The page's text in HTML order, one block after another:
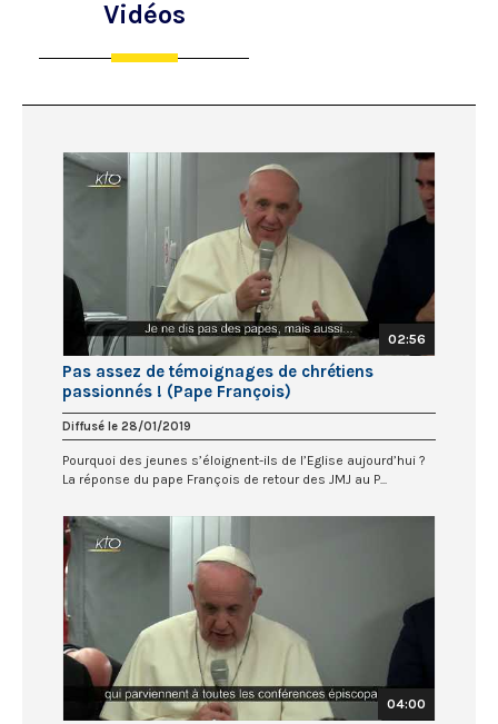
Vidéos
02:56
Pas assez de témoignages de chrétiens
passionnés ! (Pape François)
Diffusé le 28/01/2019
Pourquoi des jeunes s’éloignent-ils de l’Eglise aujourd’hui ?
La réponse du pape François de retour des JMJ au P...
04:00